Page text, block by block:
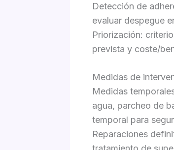
Detección de
evaluar despegue
Priorización:
prevista y coste/
Medidas de
Medidas
agua, parcheo de
temporal para
Reparaciones